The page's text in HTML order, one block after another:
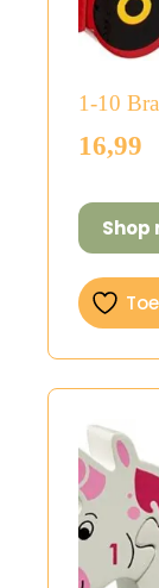
1-10
16,99
Shop